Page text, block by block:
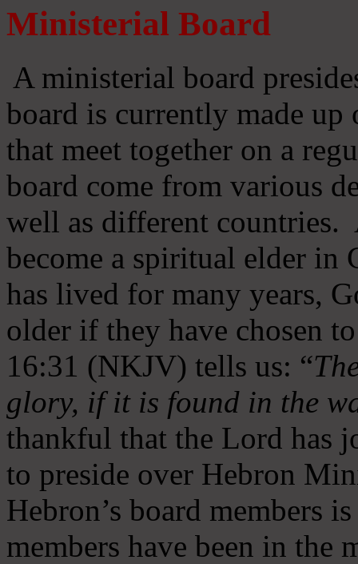
Ministerial Board
A ministerial board
board is currently made
that meet together on a
board come from various
well as different countries.
become a spiritual elder in
has lived for many years,
older if they have chosen
16:31 (NKJV) tells us: “
glory, if it is found in the
thankful that the Lord has
to preside over Hebron
Hebron’s board members
members have been in